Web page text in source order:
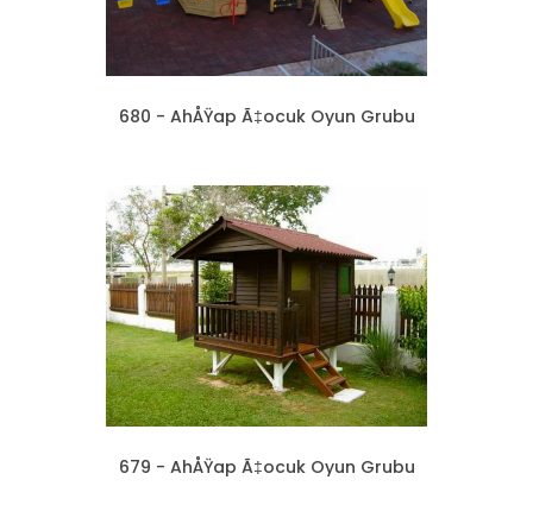
680 - AhÅŸap Ã‡ocuk Oyun Grubu
679 - AhÅŸap Ã‡ocuk Oyun Grubu